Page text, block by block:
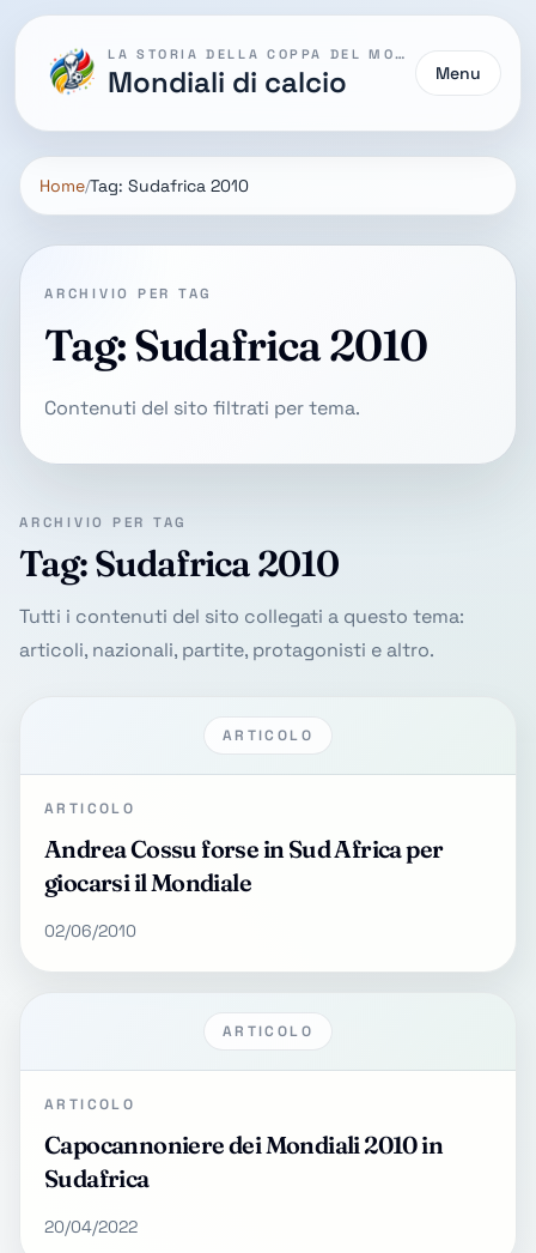
LA STORIA DELLA COPPA DEL MONDO
Mondiali di calcio Menu
Home Tag: Sudafrica 2010
ARCHIVIO PER TAG
Tag: Sudafrica 2010
Contenuti del sito filtrati per tema.
ARCHIVIO PER TAG
Tag: Sudafrica 2010
Tutti i contenuti del sito collegati a questo tema:
articoli, nazionali, partite, protagonisti e altro.
ARTICOLO
ARTICOLO
Andrea Cossu forse in Sud Africa per
giocarsi il Mondiale
02/06/2010
ARTICOLO
ARTICOLO
Capocannoniere dei Mondiali 2010 in
Sudafrica
20/04/2022